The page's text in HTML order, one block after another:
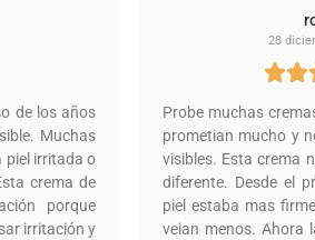
de los años
Muchas
piel irritada o
crema de
porque
irritación y
28
Probe muchas
prometian mucho y
visibles. Esta crema
diferente. Desde el
piel estaba mas
veian menos. Ahora